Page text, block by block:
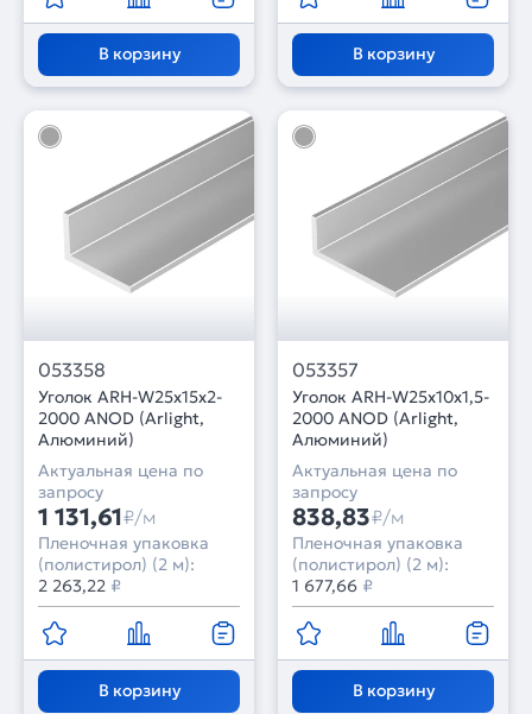
В корзину В корзину
053358
Уголок ARH-W25х15х2-
2000 ANOD (Arlight,
Алюминий)
Актуальная цена по
запросу
1 131,61₽/м
Пленочная упаковка
(полистирол) (2 м):
2 263,22 ₽
В корзину
053357
Уголок ARH-W25х10х1,5-
2000 ANOD (Arlight,
Алюминий)
Актуальная цена по
запросу
838,83₽/м
Пленочная упаковка
(полистирол) (2 м):
1 677,66 ₽
В корзину